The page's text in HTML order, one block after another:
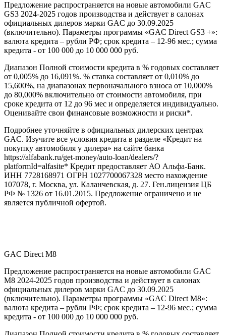
Предложение распространяется на новые автомобили GAC
GS3 2024-2025 годов производства и действует в салонах
официальных дилеров марки GAC до 30.09.2025
(включительно). Параметры программы «GAC Direct GS3 +»:
валюта кредита – рубли РФ; срок кредита – 12-96 мес.; сумма
кредита - от 100 000 до 10 000 000 руб.
Диапазон Полной стоимости кредита в % годовых составляет
от 0,005% до 16,091%. % ставка составляет от 0,010% до
15,600%, на диапазонах первоначального взноса от 10,000%
до 80,000% включительно от стоимости автомобиля, при
сроке кредита от 12 до 96 мес и определяется индивидуально.
Оценивайте свои финансовые возможности и риски*.
Подробнее уточняйте в официальных дилерских центрах
GAC. Изучите все условия кредита в разделе «Кредит на
покупку автомобиля у дилера» на сайте банка
https://alfabank.ru/get-money/auto-loan/dealers/?
platformId=alfasite* Кредит предоставляет АО Альфа-Банк.
ИНН 7728168971 ОГРН 1027700067328 место нахождение
107078, г. Москва, ул. Каланчевская, д. 27. Ген.лицензия ЦБ
РФ № 1326 от 16.01.2015. Предложение ограничено и не
является публичной офертой.
GAC Direct М8
Предложение распространяется на новые автомобили GAC
M8 2024-2025 годов производства и действует в салонах
официальных дилеров марки GAC до 30.09.2025
(включительно). Параметры программы «GAC Direct M8»:
валюта кредита – рубли РФ; срок кредита – 12-96 мес.; сумма
кредита - от 100 000 до 10 000 000 руб.